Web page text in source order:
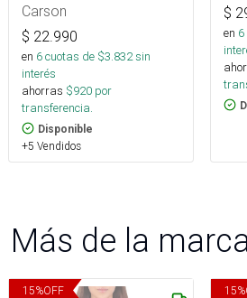
Carson
$ 22.990
en 6cuotas de $3.832sin
interés
ahorras $920 por
transferencia.
Disponible
+5 Vendidos
$
en 6
Más de la
15%OFF 15%